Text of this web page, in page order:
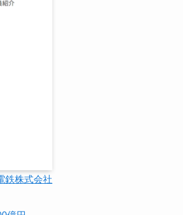
鉄株式会社